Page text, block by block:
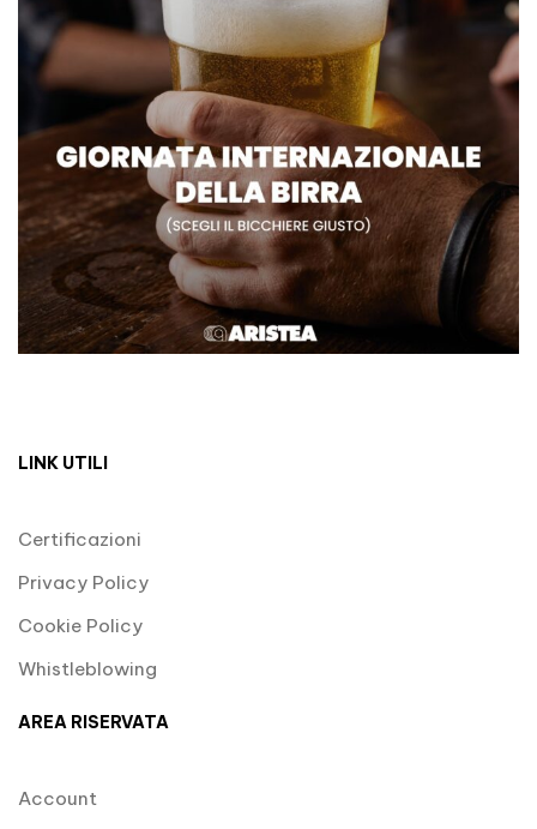
LINK UTILI
Certificazioni
Privacy Policy
Cookie Policy
Whistleblowing
AREA RISERVATA
Account